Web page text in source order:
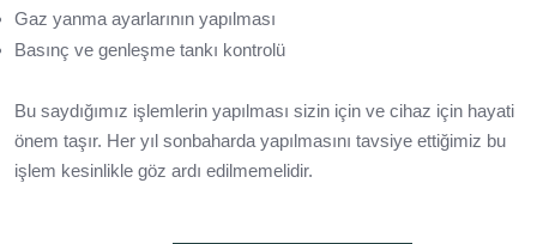
Gaz yanma ayarlarının yapılması
Basınç ve genleşme tankı kontrolü
Bu saydığımız işlemlerin yapılması sizin için ve cihaz için hayati
önem taşır. Her yıl sonbaharda yapılmasını tavsiye ettiğimiz bu
işlem kesinlikle göz ardı edilmemelidir.